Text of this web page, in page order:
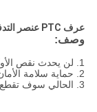
عرف PTC عنصر التدفئة سخان الهواء مع تموج لمكيفات الهواء المركزية
وصف:
1. لن يحدث نقص الأوكسجين ؛
2. حماية سلامة الأمان الداخلية ؛
3. الحالي سوف تقطع تلقائيا